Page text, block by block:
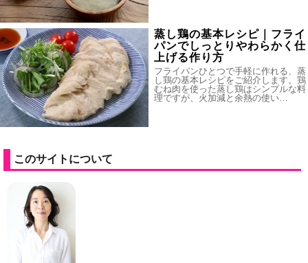
蒸し鶏の基本レシピ｜フライ
パンでしっとりやわらかく仕
上げる作り方
フライパンひとつで手軽に作れる、蒸
し鶏の基本レシピをご紹介します。鶏
むね肉を使った蒸し鶏はシンプルな料
理ですが、火加減と余熱の使い…
このサイトについて